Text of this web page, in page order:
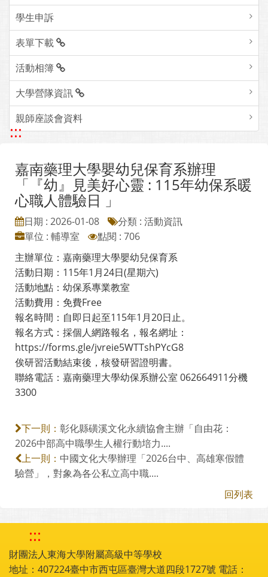
學生申訴
表單下載
活動相簿
大學營隊資訊
親師座談會資料
:::
嘉南藥理大學嬰幼兒保育系辦理
「『幼』見美好心靈 : 115年幼保系暖
心職人體驗日 」
日期 : 2026-01-08
分類 : 活動資訊
單位 : 輔導室
點閱 : 706
主辦單位：嘉南藥理大學嬰幼兒保育系
活動日期：115年1月24日(星期六)
活動地點：幼保系專業教室
活動費用：免費Free
報名時間：自即日起至115年1月20日止。
報名方式：採個人網路報名，報名網址：
https://forms.gle/jvreie5WTTshPYcG8
俟研習活動結束後，核發研習證明書。
聯絡電話：嘉南藥理大學幼保系辦公室 062664911分機
3300
下一則： 彰化縣磺溪文化永續協會主辦「自由花：
2026中部高中職學生人權行動培力....
上一則： 中國文化大學辦理「2026台中、高雄寒假體
驗營」，對象為各公私立高中職....
回列表
:::
財團法人東海大學附屬高級中等學校
地址：407224臺中市西屯區臺灣大道四段1727號 電話：